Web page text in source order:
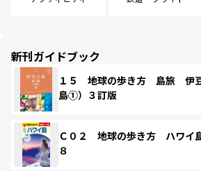
新刊ガイドブック
１５ 地球の歩き方 島旅 伊
島①）３訂版
Ｃ０２ 地球の歩き方 ハワイ
８